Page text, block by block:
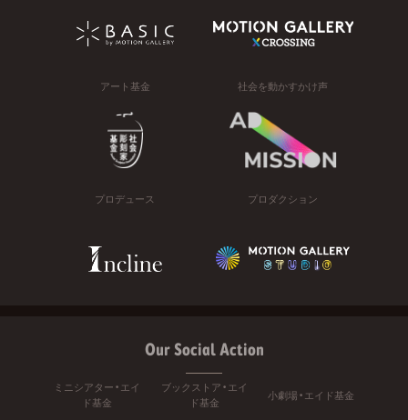
アート基金 社会を動かすかけ声
プロデュース プロダクション
Our Social Action
ミニシアター・エイ
ド基金
ブックストア・エイ
ド基金
小劇場・エイド基金